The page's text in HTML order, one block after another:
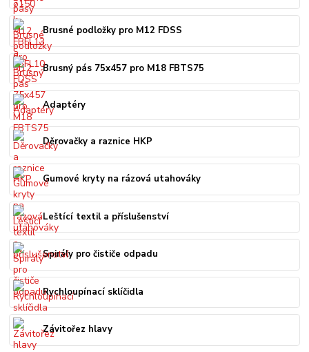
Brusné podložky pro M12 FDSS
Brusný pás 75x457 pro M18 FBTS75
Adaptéry
Děrovačky a raznice HKP
Gumové kryty na rázová utahováky
Leštící textil a příslušenství
Spirály pro čističe odpadu
Rychloupínací sklíčidla
Závitořez hlavy